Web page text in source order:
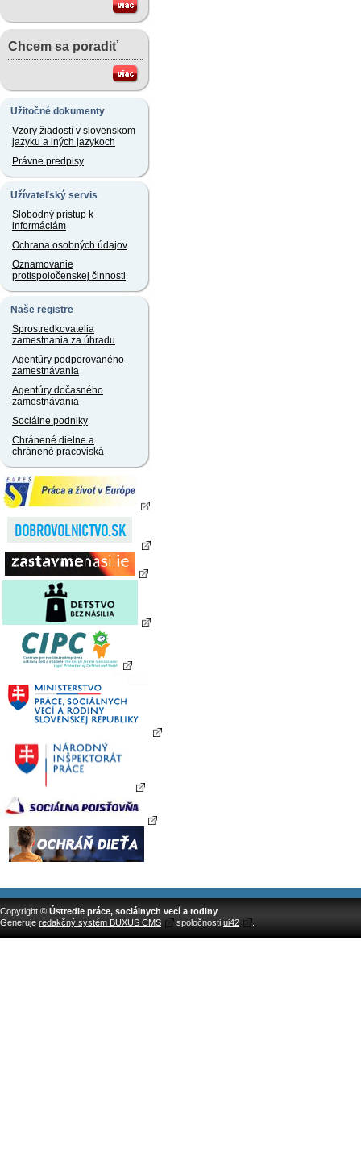
Chcem sa poradiť
Užitočné dokumenty
Vzory žiadostí v slovenskom
jazyku a iných jazykoch
Právne predpisy
Užívateľský servis
Slobodný prístup k
informáciám
Ochrana osobných údajov
Oznamovanie
protispoločenskej činnosti
Naše registre
Sprostredkovatelia
zamestnania za úhradu
Agentúry podporovaného
zamestnávania
Agentúry dočasného
zamestnávania
Sociálne podniky
Chránené dielne a
chránené pracoviská
Copyright © Ústredie práce, sociálnych vecí a rodiny
Generuje redakčný systém BUXUS CMS spoločnosti ui42